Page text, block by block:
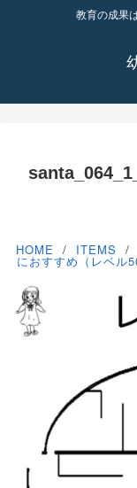
教育の成果
HOME ITEMS
におすすめ（レベル